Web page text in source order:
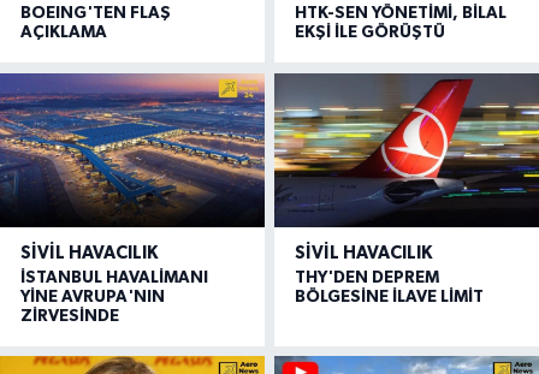
BOEING'TEN FLAŞ
AÇIKLAMA
HTK-SEN YÖNETİMİ, BİLAL
EKŞİ İLE GÖRÜŞTÜ
SIVIL HAVACILIK
İSTANBUL HAVALİMANI
YİNE AVRUPA'NIN
ZİRVESİNDE
SIVIL HAVACILIK
THY'DEN DEPREM
BÖLGESİNE İLAVE LİMİT